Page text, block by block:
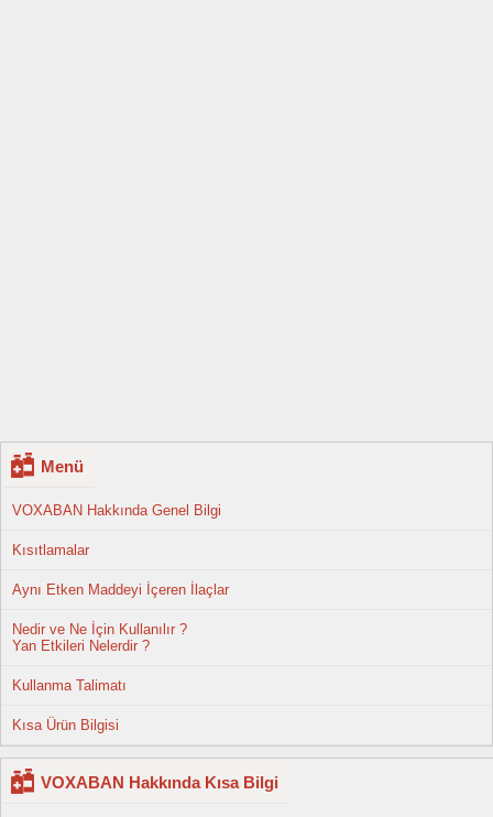
Menü
VOXABAN Hakkında Genel Bilgi
Kısıtlamalar
Aynı Etken Maddeyi İçeren İlaçlar
Nedir ve Ne İçin Kullanılır ?
Yan Etkileri Nelerdir ?
Kullanma Talimatı
Kısa Ürün Bilgisi
VOXABAN Hakkında Kısa Bilgi